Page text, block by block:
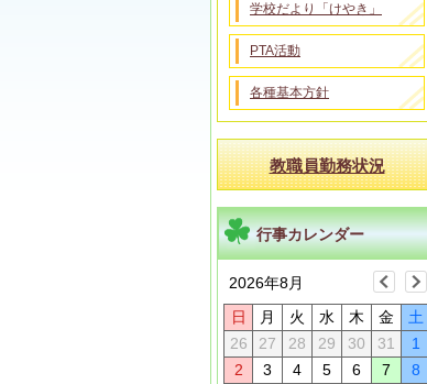
学校だより「けやき」
PTA活動
各種基本方針
教職員勤務状況
行事カレンダー
2026年8月
日 月 火 水 木 金
土
26
27 28 29 30 31
1
2
3 4 5 6 7
8